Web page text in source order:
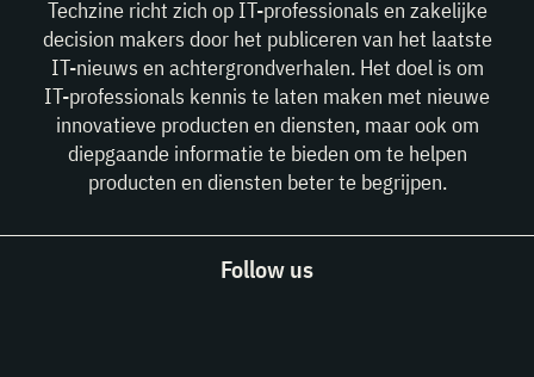
Techzine richt zich op IT-professionals en zakelijke
decision makers door het publiceren van het laatste
IT-nieuws en achtergrondverhalen. Het doel is om
IT-professionals kennis te laten maken met nieuwe
innovatieve producten en diensten, maar ook om
diepgaande informatie te bieden om te helpen
producten en diensten beter te begrijpen.
Follow us